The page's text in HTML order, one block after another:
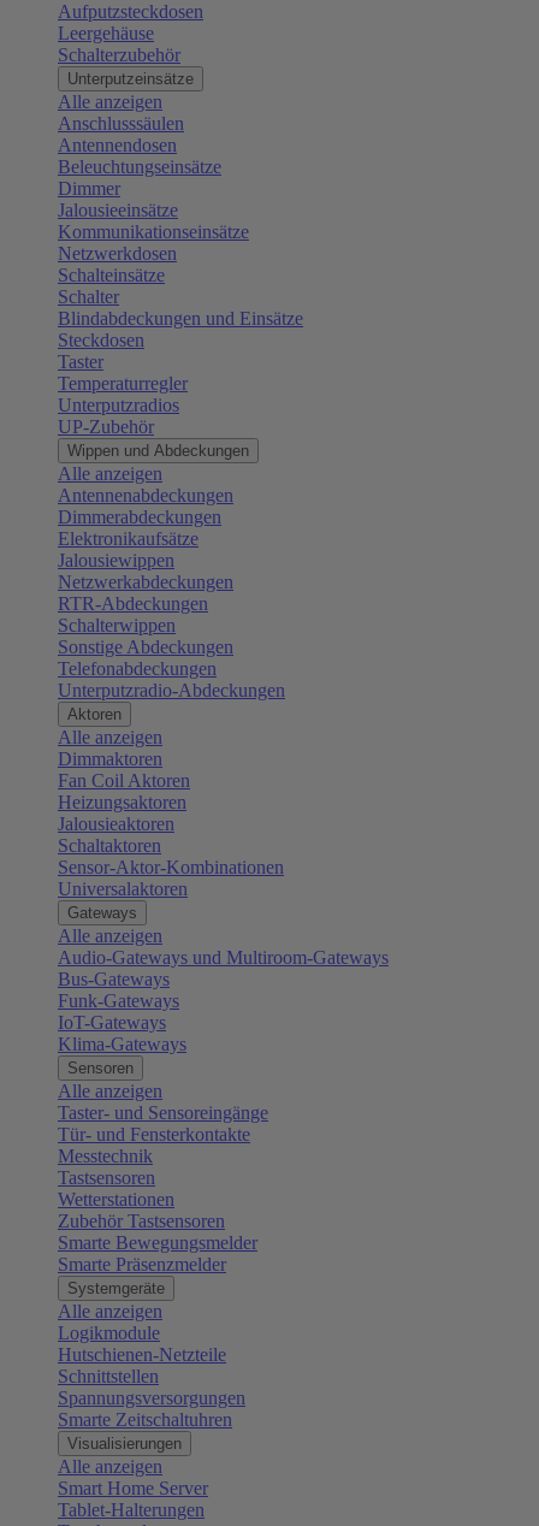
Aufputzsteckdosen
Leergehäuse
Schalterzubehör
Unterputzeinsätze
Alle anzeigen
Anschlusssäulen
Antennendosen
Beleuchtungseinsätze
Dimmer
Jalousieeinsätze
Kommunikationseinsätze
Netzwerkdosen
Schalteinsätze
Schalter
Blindabdeckungen und Einsätze
Steckdosen
Taster
Temperaturregler
Unterputzradios
UP-Zubehör
Wippen und Abdeckungen
Alle anzeigen
Antennenabdeckungen
Dimmerabdeckungen
Elektronikaufsätze
Jalousiewippen
Netzwerkabdeckungen
RTR-Abdeckungen
Schalterwippen
Sonstige Abdeckungen
Telefonabdeckungen
Unterputzradio-Abdeckungen
Aktoren
Alle anzeigen
Dimmaktoren
Fan Coil Aktoren
Heizungsaktoren
Jalousieaktoren
Schaltaktoren
Sensor-Aktor-Kombinationen
Universalaktoren
Gateways
Alle anzeigen
Audio-Gateways und Multiroom-Gateways
Bus-Gateways
Funk-Gateways
IoT-Gateways
Klima-Gateways
Sensoren
Alle anzeigen
Taster- und Sensoreingänge
Tür- und Fensterkontakte
Messtechnik
Tastsensoren
Wetterstationen
Zubehör Tastsensoren
Smarte Bewegungsmelder
Smarte Präsenzmelder
Systemgeräte
Alle anzeigen
Logikmodule
Hutschienen-Netzteile
Schnittstellen
Spannungsversorgungen
Smarte Zeitschaltuhren
Visualisierungen
Alle anzeigen
Smart Home Server
Tablet-Halterungen